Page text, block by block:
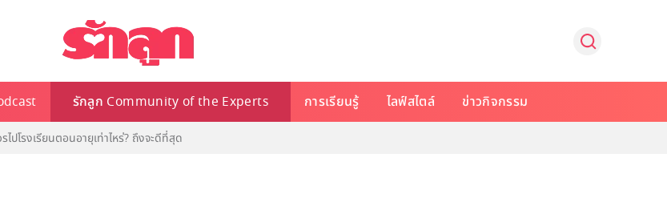
รักลูก Community of the Experts การเรียนรู้ ไลฟ์สไตล์ ข่าวกิจกรรม
ไปโรงเรียนตอนอายุเท่าไหร่? ถึงจะดีที่สุด